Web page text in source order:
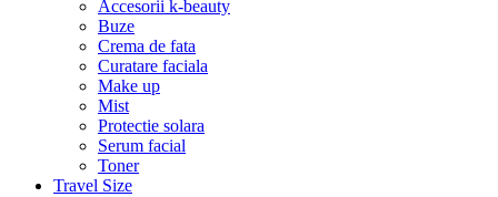
Accesorii k-beauty
Buze
Crema de fata
Curatare faciala
Make up
Mist
Protectie solara
Serum facial
Toner
Travel Size